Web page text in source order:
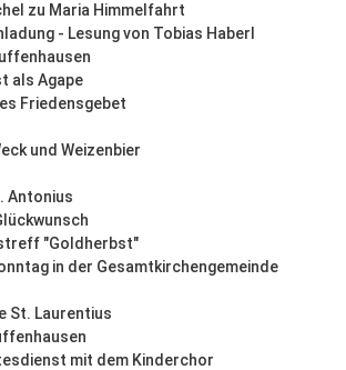
zu Maria Himmelfahrt
- Lesung von Tobias Haberl
als Agape
Friedensgebet
und Weizenbier
Antonius
"Goldherbst"
in der Gesamtkirchengemeinde
St. Laurentius
mit dem Kinderchor